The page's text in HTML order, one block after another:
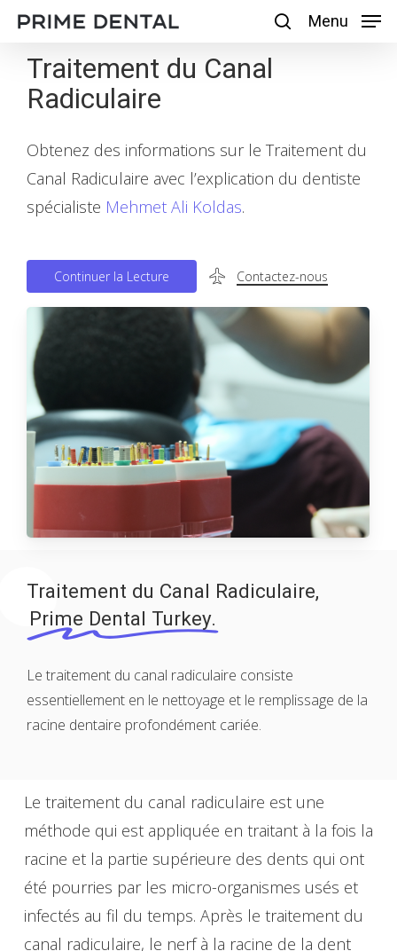
Skip
content
Menu
Traitement du Canal
Radiculaire
Obtenez des informations sur le Traitement du
Canal Radiculaire avec l’explication du dentiste
spécialiste Mehmet Ali Koldas.
Continuer la Lecture Contactez-nous
Traitement du Canal Radiculaire,
Prime Dental Turkey.
Le traitement du canal radiculaire consiste
essentiellement en le nettoyage et le remplissage de la
racine dentaire profondément cariée.
Le traitement du canal radiculaire est une
méthode qui est appliquée en traitant à la fois la
racine et la partie supérieure des dents qui ont
été pourries par les micro-organismes usés et
infectés au fil du temps. Après le traitement du
canal radiculaire, le nerf à la racine de la dent
Menu